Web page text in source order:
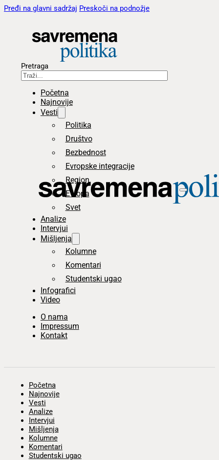
Pređi na glavni sadržaj Preskoči na podnožje
Pretraga
Početna
Najnovije
Vesti
Politika
Društvo
Bezbednost
Evropske integracije
Region
Evropa
Svet
Analize
Intervjui
Mišljenja
Kolumne
Komentari
Studentski ugao
Infografici
Video
O nama
Impressum
Kontakt
Početna
Najnovije
Vesti
Analize
Intervjui
Mišljenja
Kolumne
Komentari
Studentski ugao